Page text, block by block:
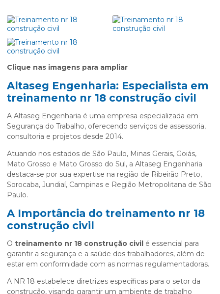
Clique nas imagens para ampliar
Altaseg Engenharia: Especialista em
treinamento nr 18 construção civil
A Altaseg Engenharia é uma empresa especializada em
Segurança do Trabalho, oferecendo serviços de assessoria,
consultoria e projetos desde 2014.
Atuando nos estados de São Paulo, Minas Gerais, Goiás,
Mato Grosso e Mato Grosso do Sul, a Altaseg Engenharia
destaca-se por sua expertise na região de Ribeirão Preto,
Sorocaba, Jundiaí, Campinas e Região Metropolitana de São
Paulo.
A Importância do treinamento nr 18
construção civil
O treinamento nr 18 construção civil é essencial para
garantir a segurança e a saúde dos trabalhadores, além de
estar em conformidade com as normas regulamentadoras.
A NR 18 estabelece diretrizes específicas para o setor da
construção, visando garantir um ambiente de trabalho